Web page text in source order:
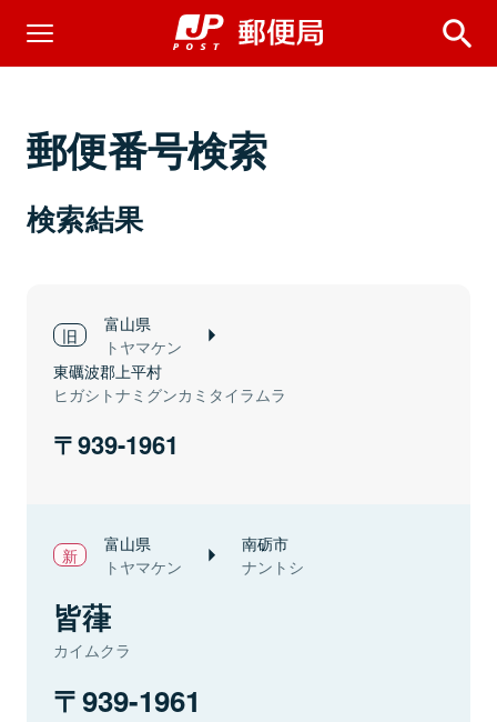
郵便番号検索
検索結果
富山県
トヤマケン
東礪波郡上平村
ヒガシトナミグンカミタイラムラ
939-1961
富山県
トヤマケン
南砺市
ナントシ
皆葎
カイムクラ
939-1961